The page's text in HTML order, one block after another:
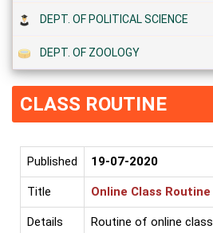
DEPT. OF POLITICAL SCIENCE
DEPT. OF ZOOLOGY
CLASS ROUTINE
Published 19-07-2020
Title Online Class Routine
Details Routine of online class